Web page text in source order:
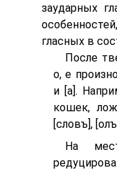
заударных
гласных в
После
о, е
и [а].
кошек,
[словъ],
На